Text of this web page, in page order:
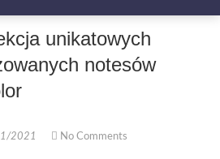
unikatowych
notesów
2021 No Comments